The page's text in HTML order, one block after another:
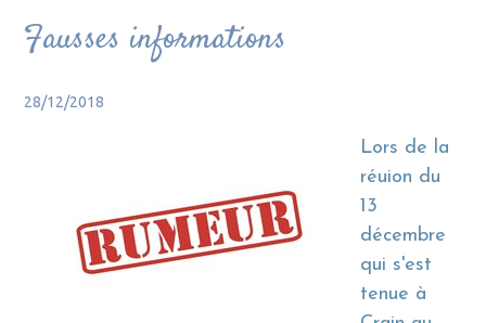
Fausses informations
28/12/2018
Lors de la
réuion du
13
décembre
qui s'est
tenue à